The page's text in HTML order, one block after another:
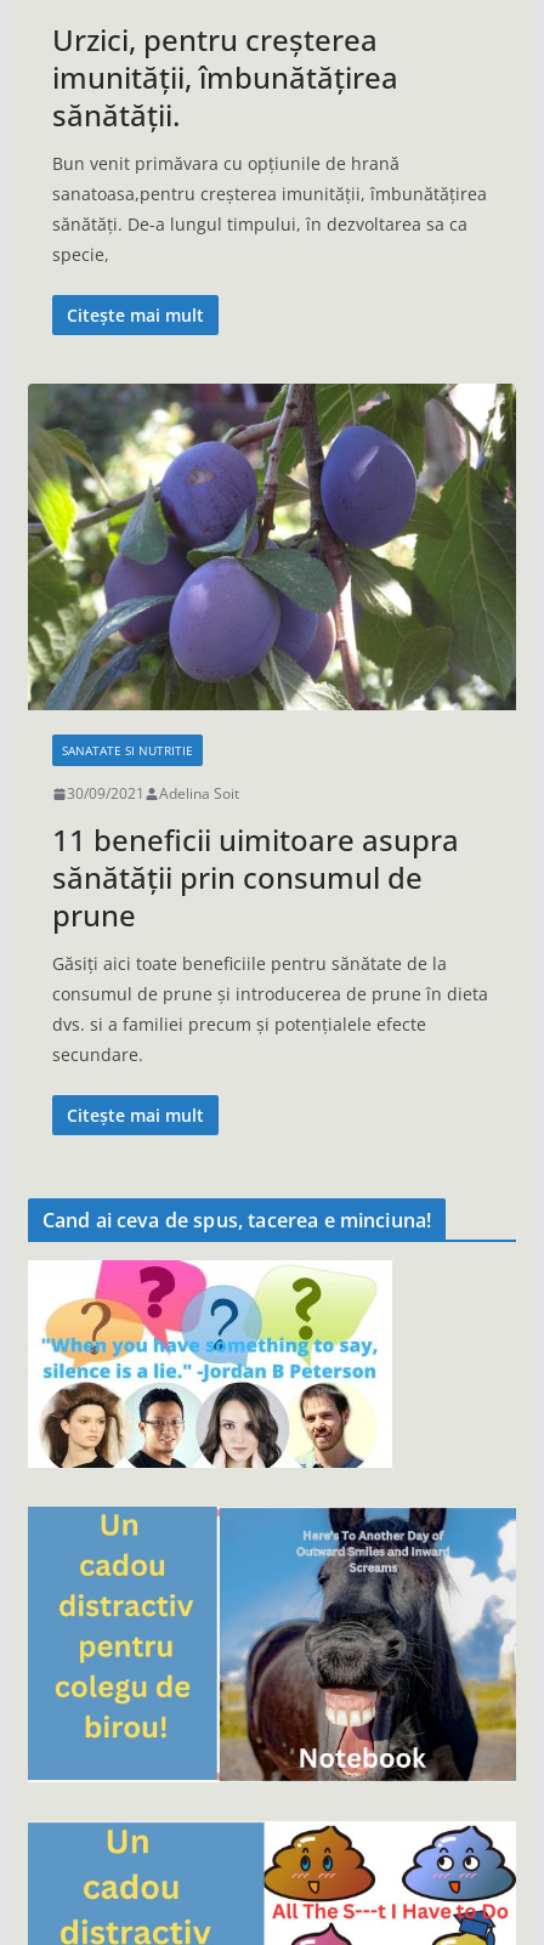
Urzici, pentru creșterea
imunității, îmbunătățirea
sănătății.
Bun venit primăvara cu opțiunile de hrană
sanatoasa,pentru creșterea imunității, îmbunătățirea
sănătăți. De-a lungul timpului, în dezvoltarea sa ca
specie,
Citește mai mult
SANATATE SI NUTRITIE
30/09/2021 Adelina Soit
11 beneficii uimitoare asupra
sănătății prin consumul de
prune
Găsiți aici toate beneficiile pentru sănătate de la
consumul de prune și introducerea de prune în dieta
dvs. si a familiei precum și potențialele efecte
secundare.
Citește mai mult
Cand ai ceva de spus, tacerea e minciuna!